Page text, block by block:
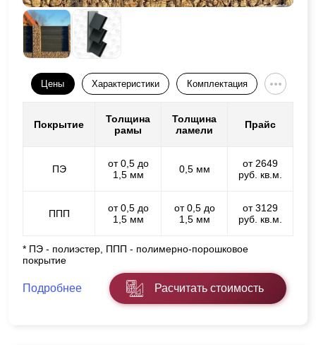
Цены Характеристики Комплектация
Покрытие
Толщина
рамы
Толщина
ламели
Прайс
ПЭ
от 0,5 до
1,5 мм
0,5 мм
от 2649
руб. кв.м.
ППП
от 0,5 до
1,5 мм
от 0,5 до
1,5 мм
от 3129
руб. кв.м.
* ПЭ - полиэстер, ППП - полимерно-порошковое
покрытие
Подробнее Расчитать стоимость